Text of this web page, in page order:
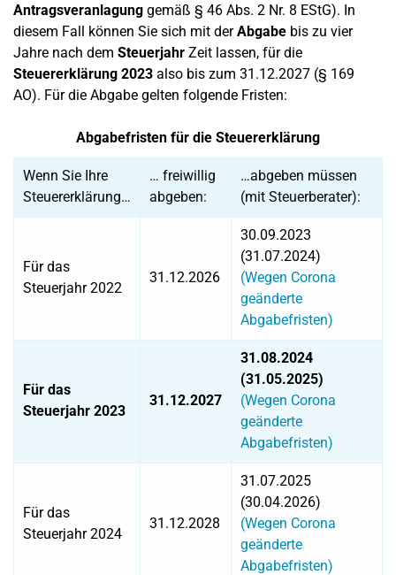
Antragsveranlagung gemäß § 46 Abs. 2 Nr. 8 EStG). In
diesem Fall können Sie sich mit derAbgabe bis zu vier
Jahre nach dem Steuerjahr Zeit lassen, für die
Steuererklärung 2023 also bis zum 31.12.2027 (§ 169
AO). Für die Abgabe gelten folgende Fristen:
Abgabefristen für die Steuererklärung
Wenn Sie Ihre
Steuererklärung…
… freiwillig
abgeben:
…abgeben müssen
(mit Steuerberater):
Für das
Steuerjahr 2022
31.12.2026
30.09.2023
(31.07.2024)
(Wegen Corona
geänderte
Abgabefristen)
Für das
Steuerjahr 2023
31.12.2027
31.08.2024
(31.05.2025)
(Wegen Corona
geänderte
Abgabefristen)
Für das
Steuerjahr 2024
31.12.2028
31.07.2025
(30.04.2026)
(Wegen Corona
geänderte
Abgabefristen)